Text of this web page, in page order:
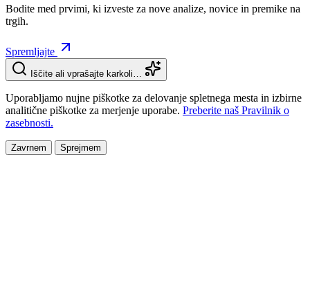
Bodite med prvimi, ki izveste za nove analize, novice in premike na
trgih.
Spremljajte
Iščite ali vprašajte karkoli…
Uporabljamo nujne piškotke za delovanje spletnega mesta in izbirne
analitične piškotke za merjenje uporabe. Preberite naš Pravilnik o
zasebnosti.
Zavrnem Sprejmem